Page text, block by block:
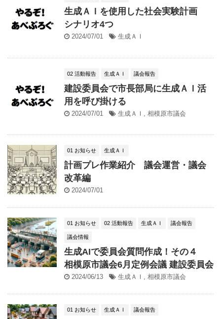
生成ＡＩを使用した社会実験計画
シナリオ4つ
2024/07/01 生成ＡＩ
02 活動報告 生成ＡＩ 議会報告
建設委員会で市長部局に生成ＡＩ活
用を呼び掛ける
2024/07/01 生成ＡＩ 相模原市議会
01 お知らせ 生成ＡＩ
計画プレ作業紹介 議会運営・議会
改革編
2024/07/01
01 お知らせ 02 活動報告 生成ＡＩ 議会報告
議会情報
生成AIで委員会質問作成！その４
相模原市議会6月定例会議 建設委員会
2024/06/13 生成ＡＩ , 相模原市議会
01 お知らせ 生成ＡＩ 議会報告